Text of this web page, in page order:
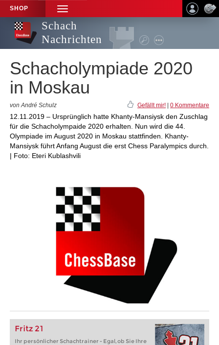
SHOP
TOGGLE
NAVIGATION
Schach
Nachrichten
Schacholympiade 2020
in Moskau
von André Schulz Gefällt mir! 0 Kommentare
12.11.2019 – Ursprünglich hatte Khanty-Mansiysk den Zuschlag
für die Schacholympaide 2020 erhalten. Nun wird die 44.
Olympiade im August 2020 in Moskau stattfinden. Khanty-
Mansiysk führt Anfang August die erst Chess Paralympics durch.
| Foto: Eteri Kublashvili
Fritz 21
Ihr persönlicher Schachtrainer - Egal, ob Sie Ihre